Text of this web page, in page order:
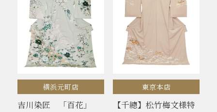
横浜元町店
吉川染匠 「百花」
東京本店
【千總】松竹梅文様特